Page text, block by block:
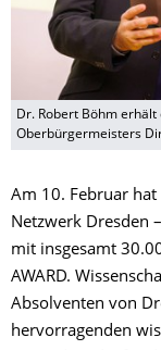
Dr. Robert Böhm
Oberbürgermeisters
Am 10. Februar
Netzwerk Dresden
mit insgesamt
AWARD.
Absolventen von
hervorragenden